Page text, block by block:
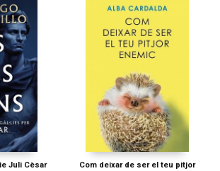
Juli Cèsar
Com deixar de ser el teu pitjor